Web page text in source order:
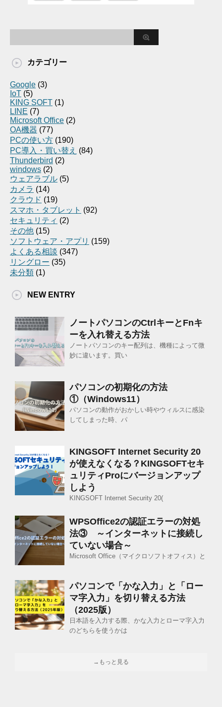
カテゴリー
Google (3)
IoT (5)
KING SOFT (1)
LINE (7)
Microsoft Office (2)
OA機器 (77)
PCの使い方 (190)
PC導入・買い替え (84)
Thunderbird (2)
windows (2)
ウェアラブル (5)
カメラ (14)
クラウド (19)
スマホ・タブレット (92)
セキュリティ (2)
その他 (15)
ソフトウェア・アプリ (159)
よくある相談 (347)
リングロー (35)
未分類 (1)
NEW ENTRY
ノートパソコンのCtrlキーとFnキ
ーを入れ替える方法
ノートパソコンのキー配列は、機種によって微
妙に違います。買い
パソコンの初期化の方法
①（Windows11）
パソコンの動作がおかしい時やウィルスに感染
してしまった時、パ
KINGSOFT Internet Security 20
が使えなくなる？KINGSOFTセキ
ュリティProにバージョンアップ
しよう
KINGSOFT Internet Security 20(
WPSOffice2の認証エラーの対処
法③ ～インターネットに接続し
ていない場合～
Microsoft Office（マイクロソフトオフィス）と
パソコンで「かな入力」と「ロー
マ字入力」を切り替える方法
（2025版）
日本語を入力する際、かな入力とローマ字入力
のどちらを使うかは
→もっと見る